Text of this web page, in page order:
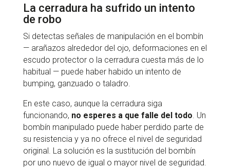
La cerradura ha sufrido un intento
de robo
Si detectas señales de manipulación en el bombín
— arañazos alrededor del ojo, deformaciones en el
escudo protector o la cerradura cuesta más de lo
habitual — puede haber habido un intento de
bumping, ganzuado o taladro.
En este caso, aunque la cerradura siga
funcionando, no esperes a que falle del todo. Un
bombín manipulado puede haber perdido parte de
su resistencia y ya no ofrece el nivel de seguridad
original. La solución es la sustitución del bombín
por uno nuevo de igual o mayor nivel de seguridad.